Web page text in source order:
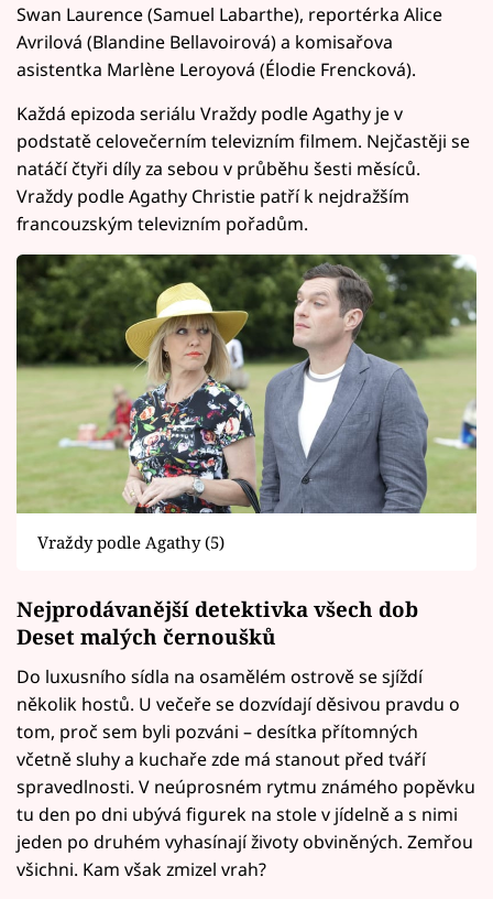
Swan Laurence (Samuel Labarthe), reportérka Alice
Avrilová (Blandine Bellavoirová) a komisařova
asistentka Marlène Leroyová (Élodie Frencková).
Každá epizoda seriálu Vraždy podle Agathy je v
podstatě celovečerním televizním filmem. Nejčastěji se
natáčí čtyři díly za sebou v průběhu šesti měsíců.
Vraždy podle Agathy Christie patří k nejdražším
francouzským televizním pořadům.
Vraždy podle Agathy (5)
Nejprodávanější detektivka všech dob
Deset malých černoušků
Do luxusního sídla na osamělém ostrově se sjíždí
několik hostů. U večeře se dozvídají děsivou pravdu o
tom, proč sem byli pozváni – desítka přítomných
včetně sluhy a kuchaře zde má stanout před tváří
spravedlnosti. V neúprosném rytmu známého popěvku
tu den po dni ubývá figurek na stole v jídelně a s nimi
jeden po druhém vyhasínají životy obviněných. Zemřou
všichni. Kam však zmizel vrah?